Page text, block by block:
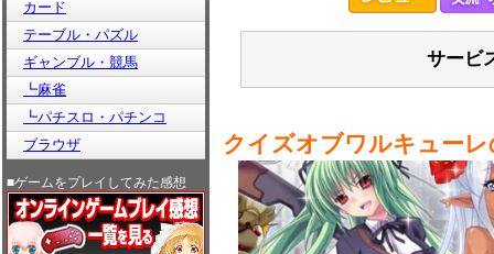
カード
テーブル・パズル
ギャンブル・競馬
┗麻雀
┗パチスロ・パチンコ
ブラウザ
■ゲームをプレイしてみた感想
サービ
クイズオブワルキュー